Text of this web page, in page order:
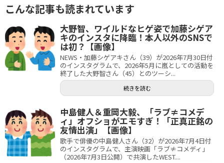
こんな記事も読まれています
大野智、ワイルドなヒゲ姿で加藤シゲア
キのインスタに降臨！本人以外のSNSで
は初？【画像】
NEWS・加藤シゲアキさん（39）が2026年7月30日付
のインスタグラムで、2026年5月に嵐としての活動を
終了した大野智さん（45）とのツーシ...
続きを読む
中島健人＆重岡大毅、「ラブ≠コメデ
ィ」オフショがエモすぎ！「正真正銘の
友情出演」【画像】
歌手で俳優の中島健人さん（32）が2026年7月4日付
のインスタグラムで、主演映画「ラブ≠コメディ」
（2026年7月3日公開）で共演したWEST....